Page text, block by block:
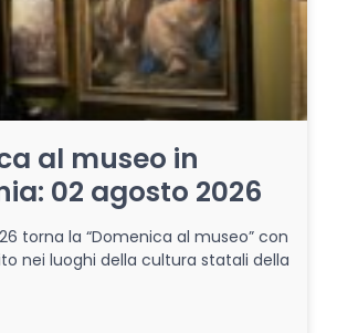
al museo in
02 agosto 2026
torna la “Domenica al museo” con
nei luoghi della cultura statali della